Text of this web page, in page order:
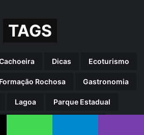
TAGS
Dicas Ecoturismo
Formação Rochosa Gastronomia
Lagoa Parque Estadual